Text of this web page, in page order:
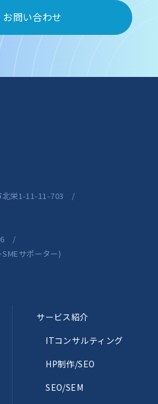
お問い合わせ
北栄1-11-11-703 /
/
サポーター)
サービス紹介
ITコンサルティング
HP制作/SEO
SEO/SEM